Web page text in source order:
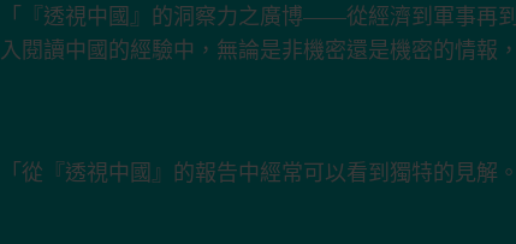
「『透視中國』的洞察力之廣博——從經濟到軍事
入閱讀中國的經驗中，無論是非機密還是機密的情報
「從『透視中國』的報告中經常可以看到獨特的見解。